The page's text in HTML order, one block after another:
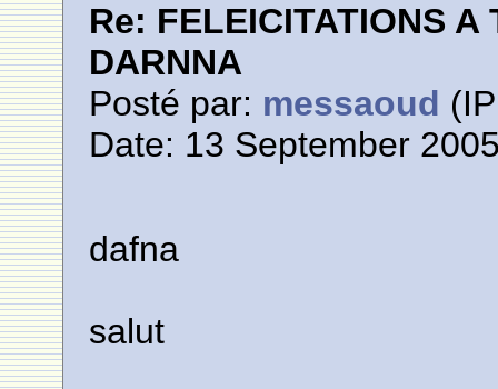
Re: FELEICITATIONS A
DARNNA
Posté par: messaoud
Date: 13 September
dafna
salut